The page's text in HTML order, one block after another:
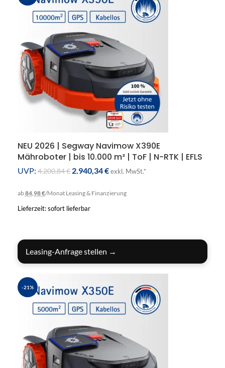
NEU 2026 | Segway Navimow X390E
Mähroboter | bis 10.000 m² | ToF | N-RTK | EFLS
3.0 | 50% Steigung
UVP: 4.200,84€ 2.940,34€ exkl. MwSt.*
ab84,98 €/Monat Leasing & Finanzierung
Lieferzeit: sofort lieferbar
Leasing-Anfrage stellen →
-21%